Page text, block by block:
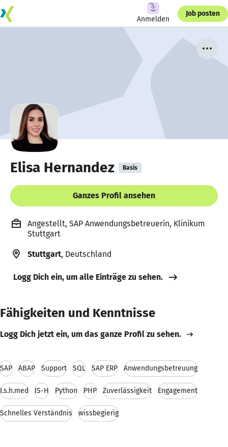
Anmelden
Job posten
Elisa Hernandez Basis
Ganzes Profil ansehen
Angestellt, SAP Anwendungsbetreuerin, Klinikum
Stuttgart
Stuttgart, Deutschland
Logg Dich ein, um alle Einträge zu sehen.
Fähigkeiten und Kenntnisse
Logg Dich jetzt ein, um das ganze Profil zu sehen.
SAP ABAP Support SQL SAP ERP Anwendungsbetreuung
I.s.h.med IS-H Python PHP Zuverlässigkeit Engagement
Schnelles Verständnis wissbegierig